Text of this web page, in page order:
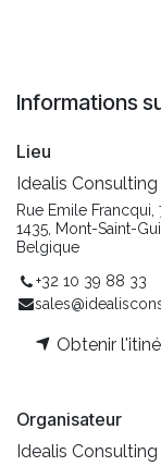
Informations
Lieu
Idealis Consulting
Rue Emile Francqui,
1435, Mont-Saint-
Belgique
+32 10 39 88 33
Obtenir
Organisateur
Idealis Consulting